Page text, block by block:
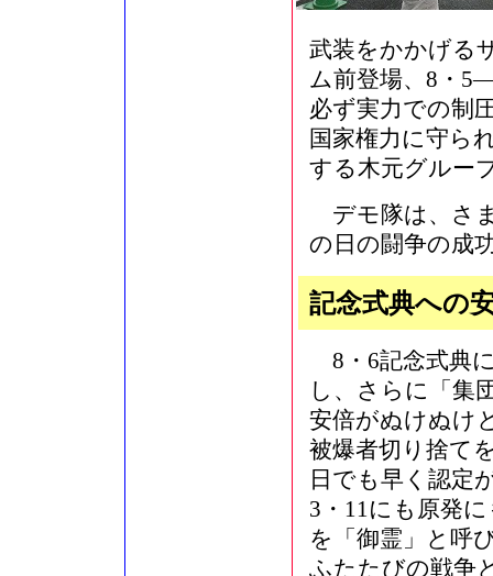
武装をかかげる
ム前登場、8・
必ず実力での制
国家権力に守ら
する木元グルー
デモ隊は、さ
の日の闘争の成
記念式典への
8・6記念式典
し、さらに「集
安倍がぬけぬけ
被爆者切り捨て
日でも早く認定
3・11にも原発
を「御霊」と呼
ふたたびの戦争